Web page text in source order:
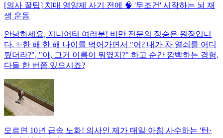
[의사 꿀팁] 치매 영양제 사기 전에 🧠 '무조건' 시작하는 뇌 재
생 운동
안녕하세요, 지니어터 여러분! 비만 전문의 정승은 원장입니
다. ✨한 해 한 해 나이를 먹어가면서 "어? 내가 차 열쇠를 어디
뒀더라?", "아, 그거 이름이 뭐였지?" 하고 순간 깜빡하는 경험,
다들 한 번쯤 있으시죠?
모르면 10년 급속 노화! 의사인 제가 매일 아침 사수하는 '탄·